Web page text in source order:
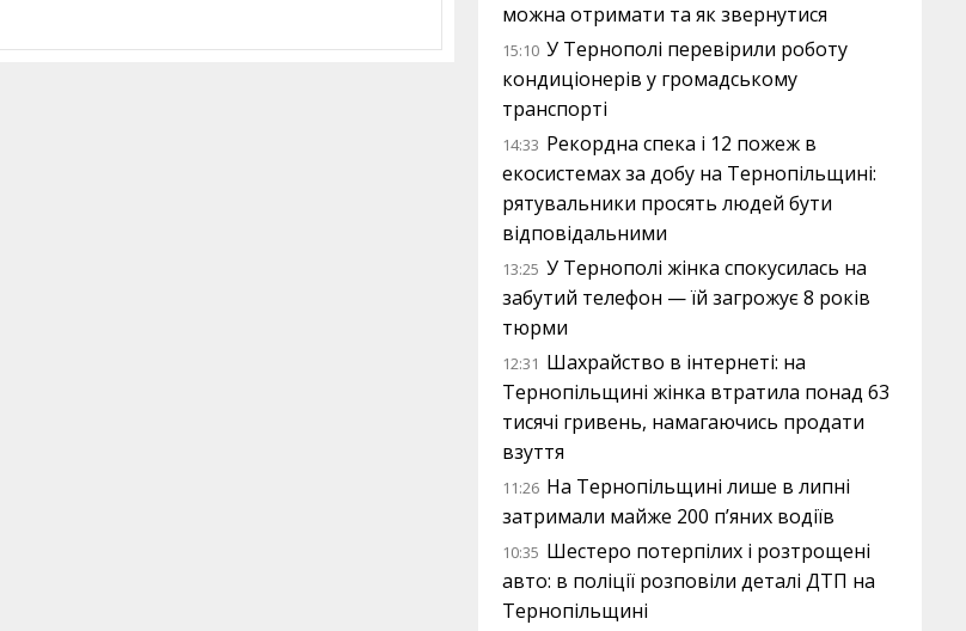
можна отримати та як звернутися
15:10 У Тернополі перевірили роботу
кондиціонерів у громадському
транспорті
14:33 Рекордна спека і 12 пожеж в
екосистемах за добу на Тернопільщині:
рятувальники просять людей бути
відповідальними
13:25 У Тернополі жінка спокусилась на
забутий телефон — їй загрожує 8 років
тюрми
12:31 Шахрайство в інтернеті: на
Тернопільщині жінка втратила понад 63
тисячі гривень, намагаючись продати
взуття
11:26 На Тернопільщині лише в липні
затримали майже 200 п’яних водіїв
10:35 Шестеро потерпілих і розтрощені
авто: в поліції розповіли деталі ДТП на
Тернопільщині